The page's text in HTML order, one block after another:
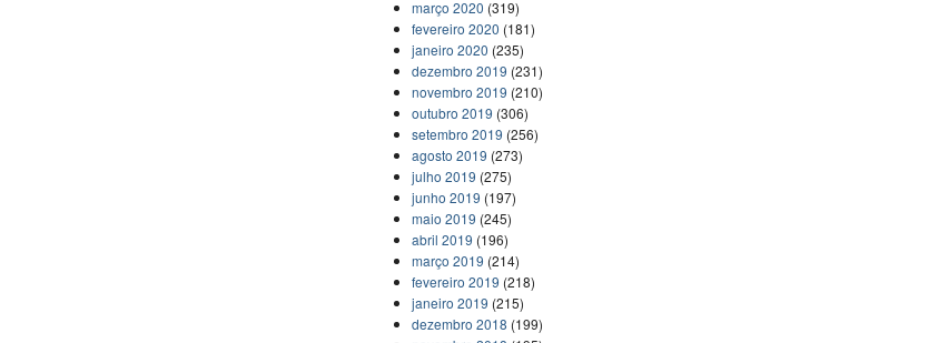
março 2020 (319)
fevereiro 2020 (181)
janeiro 2020 (235)
dezembro 2019 (231)
novembro 2019 (210)
outubro 2019 (306)
setembro 2019 (256)
agosto 2019 (273)
julho 2019 (275)
junho 2019 (197)
maio 2019 (245)
abril 2019 (196)
março 2019 (214)
fevereiro 2019 (218)
janeiro 2019 (215)
dezembro 2018 (199)